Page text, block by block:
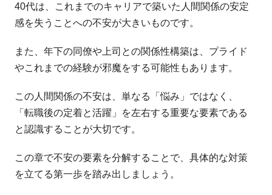
40代は、これまでのキャリアで築いた人間関係の安定
感を失うことへの不安が大きいものです。
また、年下の同僚や上司との関係性構築は、プライド
やこれまでの経験が邪魔をする可能性もあります。
この人間関係の不安は、単なる「悩み」ではなく、
「転職後の定着と活躍」を左右する重要な要素である
と認識することが大切です。
この章で不安の要素を分解することで、具体的な対策
を立てる第一歩を踏み出しましょう。